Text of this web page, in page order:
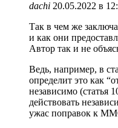
dachi 20.05.2022 в
Так в чем же
и как они
Автор так и не
Ведь, например, в
определит это как
независимо (статья
действовать
ужас поправок к